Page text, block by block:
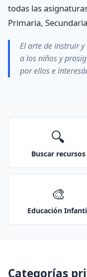
todas las
Primaria,
El arte de instruir
a los niños y
por ellos e
🔍
Buscar recursos
🎨
Educación
Categorías